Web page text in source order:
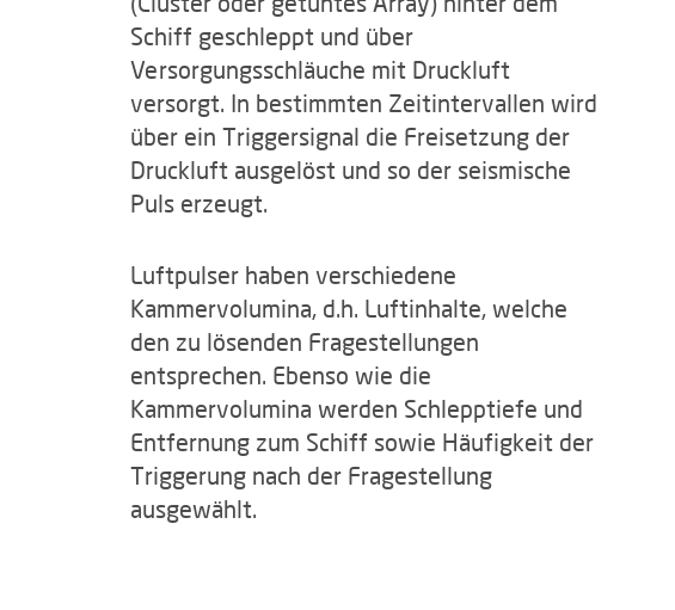
Schiff geschleppt und über
Versorgungsschläuche mit Druckluft
versorgt. In bestimmten Zeitintervallen wird
über ein Triggersignal die Freisetzung der
Druckluft ausgelöst und so der seismische
Puls erzeugt.
Luftpulser haben verschiedene
Kammervolumina, d.h. Luftinhalte, welche
den zu lösenden Fragestellungen
entsprechen. Ebenso wie die
Kammervolumina werden Schlepptiefe und
Entfernung zum Schiff sowie Häufigkeit der
Triggerung nach der Fragestellung
ausgewählt.